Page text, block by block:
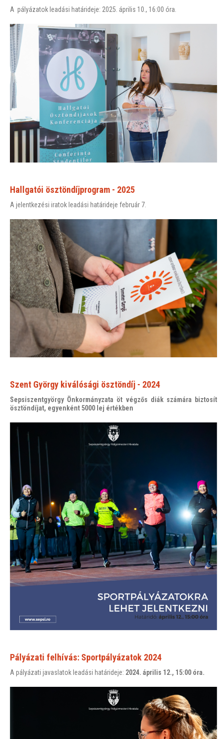
A pályázatok leadási határideje: 2025. április 10., 16:00 óra.
Hallgatói ösztöndíjprogram - 2025
A jelentkezési iratok leadási határideje február 7.
Szent György kiválósági ösztöndíj - 2024
Sepsiszentgyörgy Önkormányzata öt végzős diák számára biztosít
ösztöndíjat, egyenként 5000 lej értékben
Pályázati felhívás: Sportpályázatok 2024
A pályázati javaslatok leadási határideje: 2024. április 12., 15:00 óra.